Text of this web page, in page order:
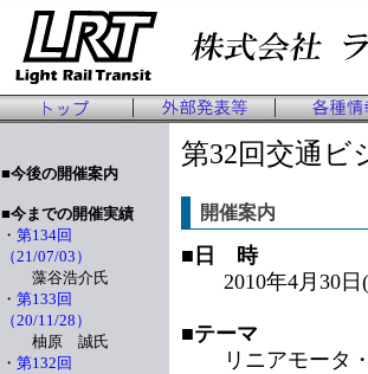
■今後の開催案内
■今までの開催実績
・ 第134回
（21/07/03）
藻谷浩介氏
・ 第133回
（20/11/28）
柚原 誠氏
・ 第132回
第32回交通ビ
開催案内
■ 日 時
2010年4月30日(
■テーマ
リニアモータ・